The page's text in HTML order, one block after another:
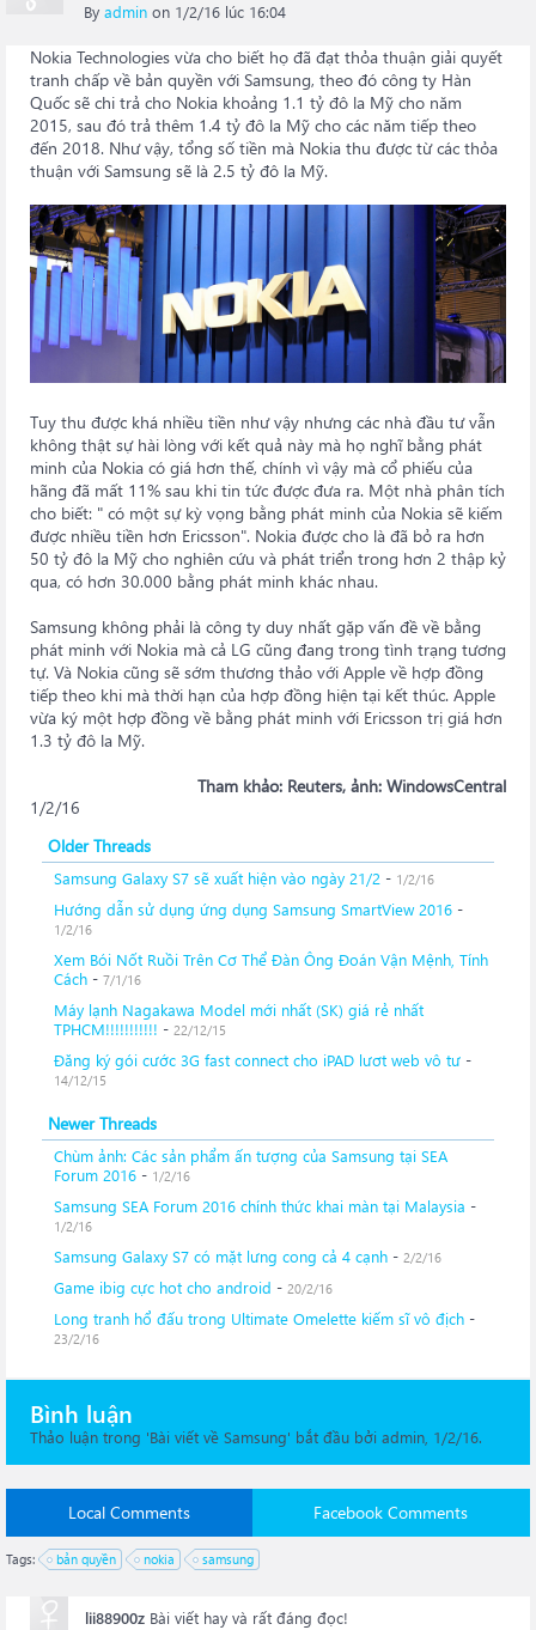
By admin on 1/2/16 lúc 16:04
Nokia Technologies vừa cho biết họ đã đạt thỏa thuận giải quyết
tranh chấp về bản quyền với Samsung, theo đó công ty Hàn
Quốc sẽ chi trả cho Nokia khoảng 1.1 tỷ đô la Mỹ cho năm
2015, sau đó trả thêm 1.4 tỷ đô la Mỹ cho các năm tiếp theo
đến 2018. Như vậy, tổng số tiền mà Nokia thu được từ các thỏa
thuận với Samsung sẽ là 2.5 tỷ đô la Mỹ.
Tuy thu được khá nhiều tiền như vậy nhưng các nhà đầu tư vẫn
không thật sự hài lòng với kết quả này mà họ nghĩ bằng phát
minh của Nokia có giá hơn thế, chính vì vậy mà cổ phiếu của
hãng đã mất 11% sau khi tin tức được đưa ra. Một nhà phân tích
cho biết: " có một sự kỳ vọng bằng phát minh của Nokia sẽ kiếm
được nhiều tiền hơn Ericsson". Nokia được cho là đã bỏ ra hơn
50 tỷ đô la Mỹ cho nghiên cứu và phát triển trong hơn 2 thập kỷ
qua, có hơn 30.000 bằng phát minh khác nhau.
Samsung không phải là công ty duy nhất gặp vấn đề về bằng
phát minh với Nokia mà cả LG cũng đang trong tình trạng tương
tự. Và Nokia cũng sẽ sớm thương thảo với Apple về hợp đồng
tiếp theo khi mà thời hạn của hợp đồng hiện tại kết thúc. Apple
vừa ký một hợp đồng về bằng phát minh với Ericsson trị giá hơn
1.3 tỷ đô la Mỹ.
Tham khảo: Reuters, ảnh: WindowsCentral
1/2/16
Older Threads
Samsung Galaxy S7 sẽ xuất hiện vào ngày 21/2 - 1/2/16
Hướng dẫn sử dụng ứng dụng Samsung SmartView 2016 -
1/2/16
Xem Bói Nốt Ruồi Trên Cơ Thể Đàn Ông Đoán Vận Mệnh, Tính
Cách - 7/1/16
Máy lạnh Nagakawa Model mới nhất (SK) giá rẻ nhất
TPHCM!!!!!!!!!!! - 22/12/15
Đăng ký gói cước 3G fast connect cho iPAD lươt web vô tư -
14/12/15
Newer Threads
Chùm ảnh: Các sản phẩm ấn tượng của Samsung tại SEA
Forum 2016 - 1/2/16
Samsung SEA Forum 2016 chính thức khai màn tại Malaysia -
1/2/16
Samsung Galaxy S7 có mặt lưng cong cả 4 cạnh - 2/2/16
Game ibig cực hot cho android - 20/2/16
Long tranh hổ đấu trong Ultimate Omelette kiếm sĩ vô địch -
23/2/16
Bình luận
Thảo luận trong 'Bài viết về Samsung' bắt đầu bởi admin 1/2/16.
Local Comments Facebook Comments
Tags: bản quyền nokia samsung
lii88900z Bài viết hay và rất đáng đọc!